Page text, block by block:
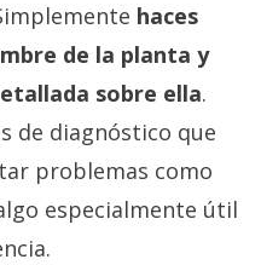
haces
de la planta y
sobre ella.
de diagnóstico que
problemas como
especialmente útil